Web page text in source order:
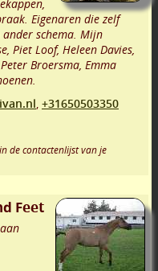
Eigenaren die zelf
schema. Mijn
Piet Loof, Heleen Davies,
Broersma, Emma
, +31650503350
de contactenlijst van je
Feet